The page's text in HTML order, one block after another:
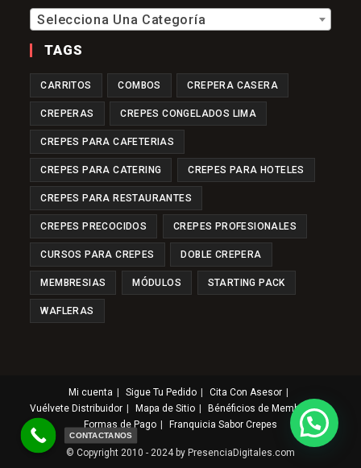
Pestaña
Selecciona Una Categoría
TAGS
CARRITOS COMBOS CREPERA CASERA
CREPERAS CREPES CONGELADOS LIMA
CREPES PARA CAFETERIAS
CREPES PARA CATERING CREPES PARA HOTELES
CREPES PARA RESTAURANTES
CREPES PRECOCIDOS CREPES PROFESIONALES
CURSOS PARA CREPES DOBLE CREPERA
MEMBRESIAS MÓDULOS STARTING PACK
WAFLERAS
Mi cuenta Sigue Tu Pedido
Cita Con Asesor
Vuélvete Distribuidor
Mapa de Sitio
Bénéficios de Membresia
Formas de Pago
Franquicia Sabor Crepes
© Copyright 2010 - 2024 by PresenciaDigitales.com
CONTACTANOS